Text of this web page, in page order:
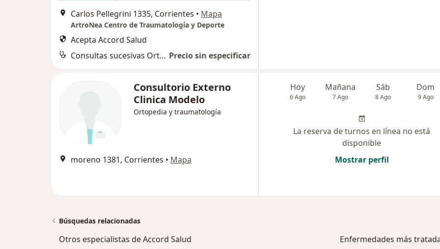
Carlos Pellegrini 1335, Corrientes • Mapa
ArtroNea Centro de Traumatología y Deporte
Acepta Accord Salud
Consultas sucesivas Ortopedia y Traumatología Precio sin especificar
Consultorio Externo
Clinica Modelo
Ortopedia y traumatología
moreno 1381, Corrientes • Mapa
Hoy
6 Ago
Mañana
7 Ago
Sáb
8 Ago
Dom
9 Ago
La reserva de turnos en línea no está
disponible
Mostrar perfil
Búsquedas relacionadas
Otros especialistas de Accord Salud
Enfermedades más